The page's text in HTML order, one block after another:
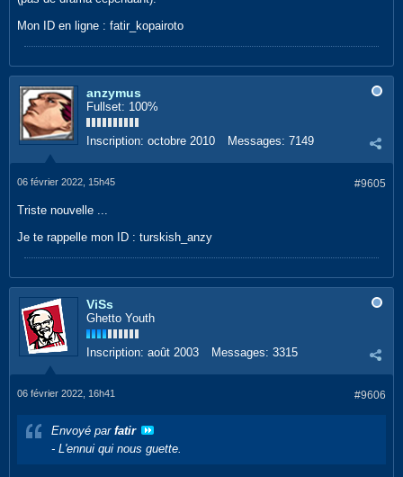
Mon ID en ligne : fatir_kopairoto
anzymus
Fullset: 100%
Inscription: octobre 2010 Messages: 7149
#9605
06 février 2022, 15h45
Triste nouvelle ...
Je te rappelle mon ID : turskish_anzy
ViSs
Ghetto Youth
Inscription: août 2003 Messages: 3315
#9606
06 février 2022, 16h41
Envoyé par fatir
- L'ennui qui nous guette.